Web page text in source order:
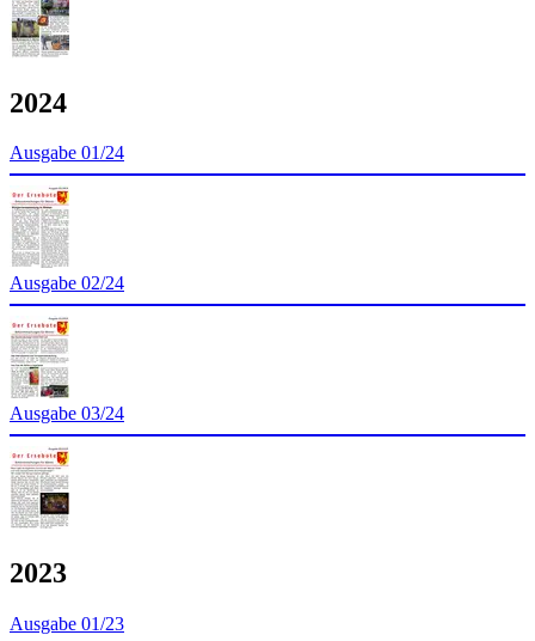
2024
Ausgabe 01/24
Ausgabe 02/24
Ausgabe 03/24
2023
Ausgabe 01/23